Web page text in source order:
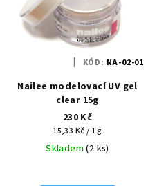
Nailee modelovací UV gel
clear 15g
230 Kč
Měrná
cena:
15,33 Kč / 1 g
Skladem(2 ks)
KÓD: NA-02-01